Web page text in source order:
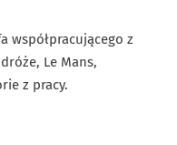
współpracującego z
Le Mans,
z pracy.